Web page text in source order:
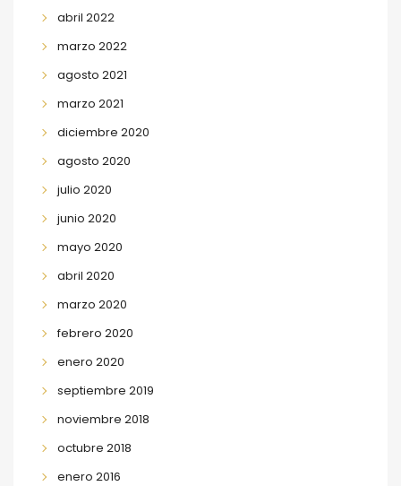
abril 2022
marzo 2022
agosto 2021
marzo 2021
diciembre 2020
agosto 2020
julio 2020
junio 2020
mayo 2020
abril 2020
marzo 2020
febrero 2020
enero 2020
septiembre 2019
noviembre 2018
octubre 2018
enero 2016